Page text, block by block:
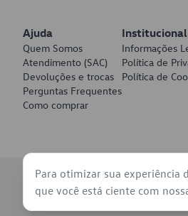
Discos de Freio
Juntas de Bomba de Vácuo
Mangueiras de Vácuo de Servo
Pratos de Disco de Freio
Travas de Pastilha de Freio
Ajuda
Quem Somos
Atendimento (SAC)
Devoluções e trocas
Perguntas Frequentes
Como comprar
Institucional
Informações
Política de
Política de
© 2026 - Volkswagen do Brasil -
Para otimizar sua experiência
que você está ciente com